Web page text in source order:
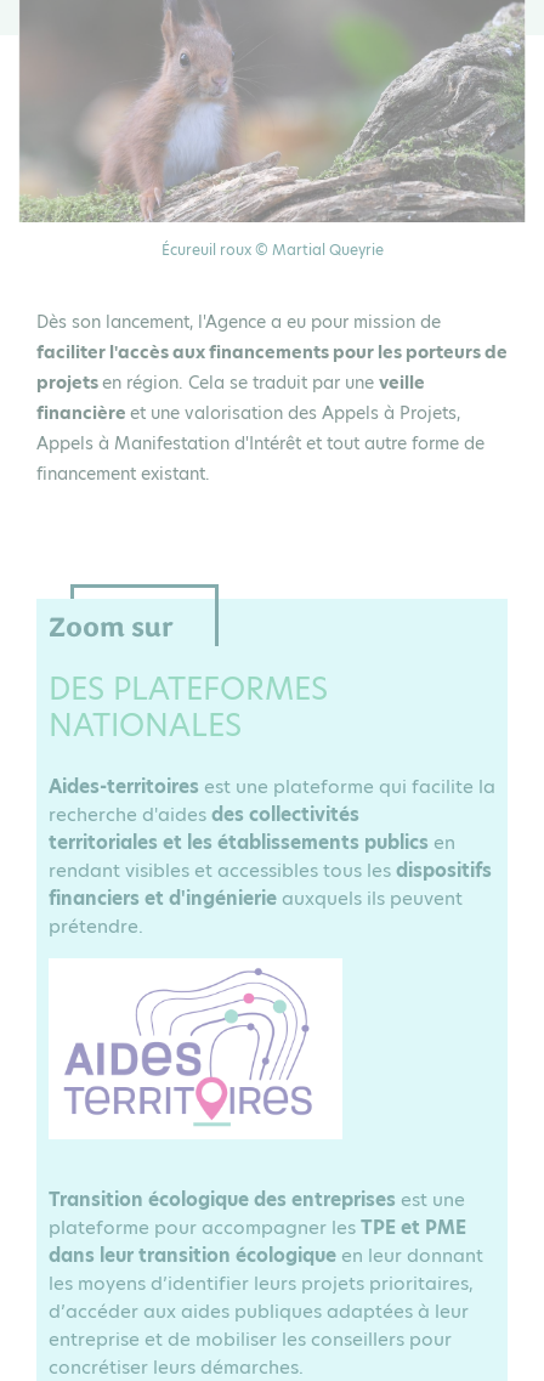
Écureuil roux © Martial Queyrie
Dès son lancement, l'Agence a eu pour mission de
faciliter l'accès aux financements pour les porteurs de
projetsen région. Cela se traduit par une veille
financière et une valorisation des Appels à Projets,
Appels à Manifestation d'Intérêt et tout autre forme de
financement existant.
Zoom sur
DES PLATEFORMES
NATIONALES
Aides-territoires est une plateforme qui facilite la
recherche d'aidesdes collectivités
territoriales et les établissements publics en
rendant visibles et accessibles tous lesdispositifs
financiers et d'ingénierie auxquels ils peuvent
prétendre.
Transition écologique des entreprises est une
plateforme pour accompagner lesTPE et PME
dans leur transition écologique en leur donnant
les moyens d’identifier leurs projets prioritaires,
d’accéder aux aides publiques adaptées à leur
entreprise et de mobiliser les conseillers pour
concrétiser leurs démarches.